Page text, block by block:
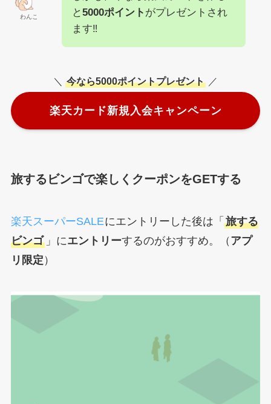
わんこ
と5000ポイント がプレゼントされ
ます‼︎
＼ 今なら5000ポイントプレゼント ／
楽天カード新規入会キャンペーン
旅するビンゴで楽しくクーポンをGETする
楽天スーパーSALEにエントリーした後は「 旅する
ビンゴ 」にエントリーするのがおすすめ。（ アプ
リ限定 ）